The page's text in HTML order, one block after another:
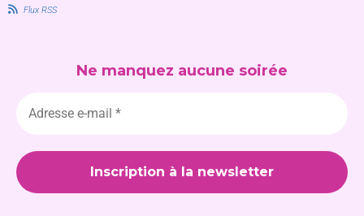
Flux RSS
Ne manquez aucune soirée